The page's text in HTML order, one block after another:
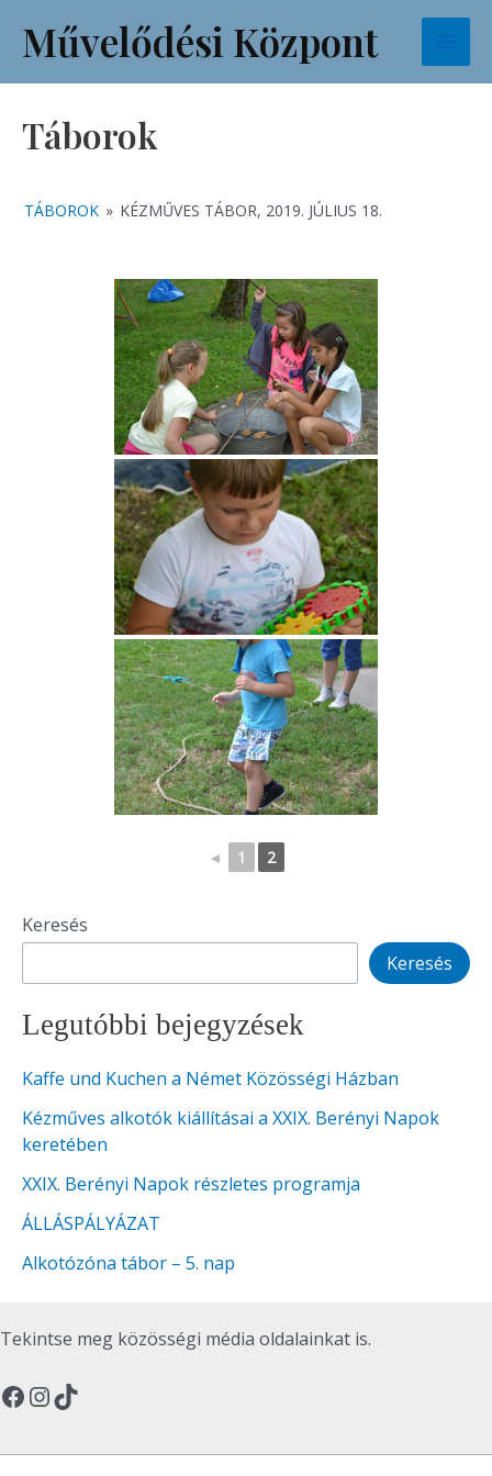
Művelődési Központ
Keresés
Keresés
Legutóbbi bejegyzések
Kaffe und Kuchen a Német Közösségi Házban
Kézműves alkotók kiállításai a XXIX. Berényi Napok
keretében
XXIX. Berényi Napok részletes programja
ÁLLÁSPÁLYÁZAT
Alkotózóna tábor – 5. nap
Táborok
TÁBOROK » KÉZMŰVES TÁBOR, 2019. JÚLIUS 18.
◄ 1 2
Tekintse meg közösségi média oldalainkat is.